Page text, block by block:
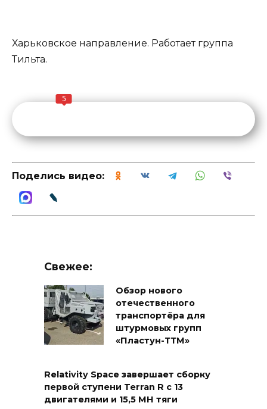
Харьковское направление. Работает группа
Тильта.
5
Поделись видео:
Свежее:
Обзор нового
отечественного
транспортёра для
штурмовых групп
«Пластун-ТТМ»
Relativity Space завершает сборку
первой ступени Terran R с 13
двигателями и 15,5 МН тяги